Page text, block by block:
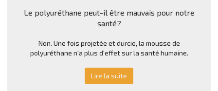
Le polyuréthane peut-il être mauvais pour notre
santé?
Non. Une fois projetée et durcie, la mousse de
polyuréthane n'a plus d'effet sur la santé humaine.
Lire la suite